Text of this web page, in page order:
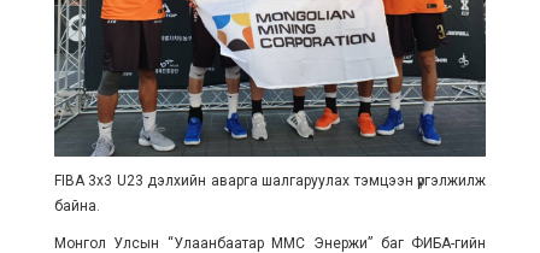
FIBA 3x3 U23 дэлхийн аварга шалгаруулах тэмцээн үргэлжилж
байна.
Монгол Улсын “Улаанбаатар ММС Энержи” баг ФИБА-гийн